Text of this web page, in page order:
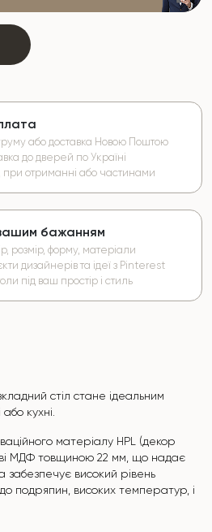
або доставка Новою Поштою
до дверей по Україні
отриманні або частинами
бажанням
розмір, форму, матеріали
дизайнерів та ідеї з Pinterest
під ваш простір і стиль
стіл стане ідеальним
кухні.
матеріалу HPL (декор
МДФ товщиною 22 мм, що надає
забезпечує високий рівень
до подряпин, високих температур, і
як йод, зеленка, маркери чи